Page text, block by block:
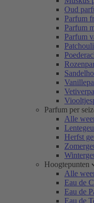
Oud
Parfum
Parfum
Parfum
Parfum per
Alle
Herfst
Hoogtepunten
Alle
Eau de
Eau de
Eau de